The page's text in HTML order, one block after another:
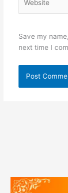
Save my
next time I